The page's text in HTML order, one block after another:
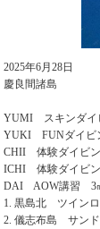
2025年6月28日
慶良間諸島
YUMI スキンダイ
YUKI FUNダイビ
CHII 体験ダイビ
ICHI 体験ダイビ
DAI AOW講習 3
黒島北 ツインロ
儀志布島 サンド